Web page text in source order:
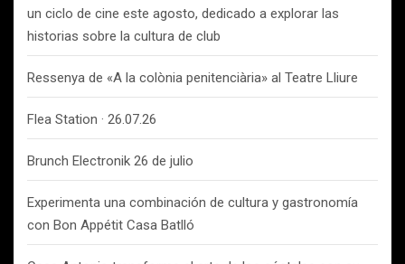
un ciclo de cine este agosto, dedicado a explorar las
historias sobre la cultura de club
Ressenya de «A la colònia penitenciària» al Teatre Lliure
Flea Station · 26.07.26
Brunch Electronik 26 de julio
Experimenta una combinación de cultura y gastronomía
con Bon Appétit Casa Batlló